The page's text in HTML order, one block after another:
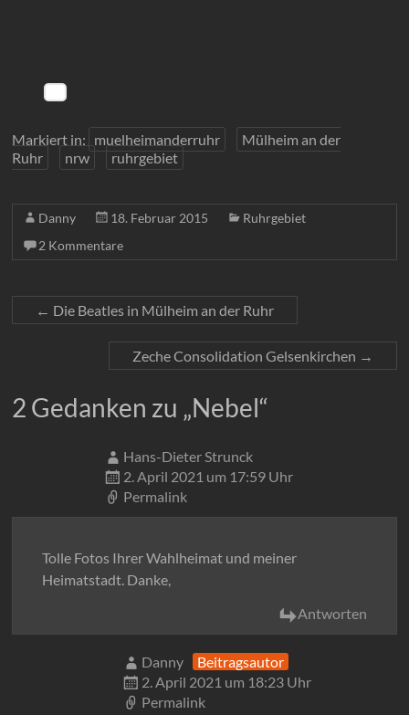
Markiert in: muelheimanderruhr
Mülheim an der
Ruhr
nrw ruhrgebiet
Danny 18. Februar 2015
Ruhrgebiet
2 Kommentare
← Die Beatles in Mülheim an der Ruhr
Zeche Consolidation Gelsenkirchen →
2 Gedanken zu „Nebel“
Hans-Dieter Strunck
2. April 2021 um 17:59 Uhr
Permalink
Tolle Fotos Ihrer Wahlheimat und meiner
Heimatstadt. Danke,
Antworten
Danny
Beitragsautor
2. April 2021 um 18:23 Uhr
Permalink